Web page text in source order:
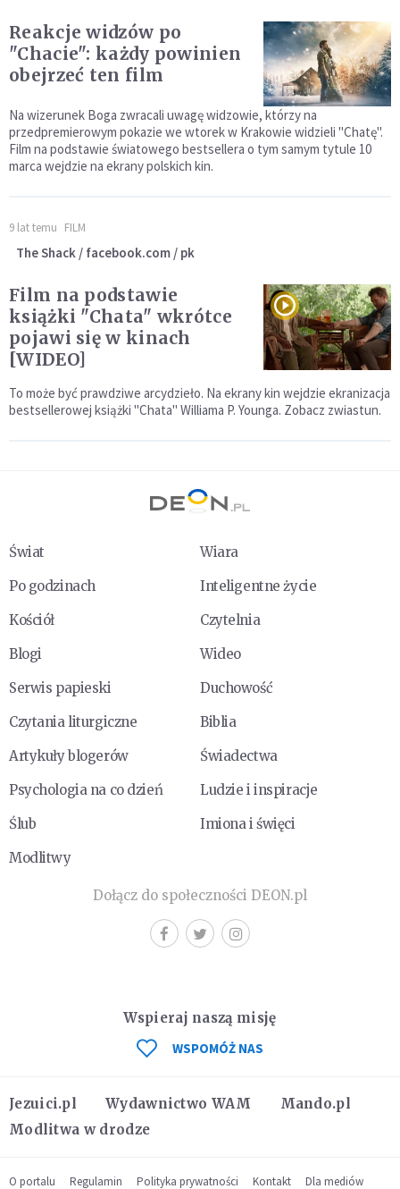
Reakcje widzów po
"Chacie": każdy powinien
obejrzeć ten film
Na wizerunek Boga zwracali uwagę widzowie, którzy na
przedpremierowym pokazie we wtorek w Krakowie widzieli "Chatę".
Film na podstawie światowego bestsellera o tym samym tytule 10
marca wejdzie na ekrany polskich kin.
9 lat temu FILM
The Shack / facebook.com / pk
Film na podstawie
książki "Chata" wkrótce
pojawi się w kinach
[WIDEO]
To może być prawdziwe arcydzieło. Na ekrany kin wejdzie ekranizacja
bestsellerowej książki "Chata" Williama P. Younga. Zobacz zwiastun.
Świat
Wiara
Po godzinach
Inteligentne życie
Kościół
Czytelnia
Blogi
Wideo
Serwis papieski
Duchowość
Czytania liturgiczne
Biblia
Artykuły blogerów
Świadectwa
Psychologia na co dzień
Ludzie i inspiracje
Ślub
Imiona i święci
Modlitwy
Dołącz do społeczności DEON.pl
Jezuici.pl Wydawnictwo WAM
Mando.pl
Modlitwa w drodze
Wspieraj naszą misję
WSPOMÓŻ NAS
O portalu Regulamin Polityka prywatności Kontakt Dla mediów